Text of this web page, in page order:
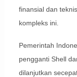
finansial dan
kompleks ini.
Pemerintah
pengganti Shell
dilanjutkan